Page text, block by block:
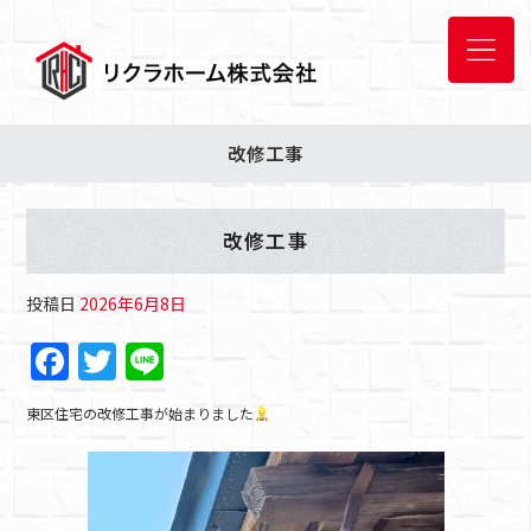
改修工事
改修工事
投稿日 2026年6月8日
F
a
c
T
w
itt
n
e
東区住宅の改修工事が始まりました